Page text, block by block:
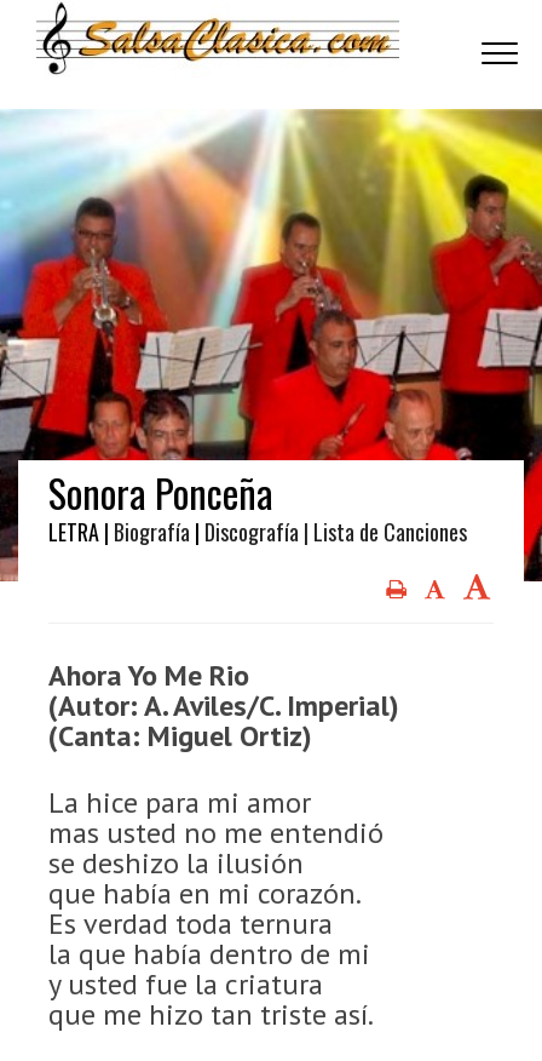
Sonora Ponceña
LETRA | Biografía | Discografía | Lista de Canciones
Ahora Yo Me Rio
(Autor: A. Aviles/C. Imperial)
(Canta: Miguel Ortiz)
La hice para mi amor
mas usted no me entendió
se deshizo la ilusión
que había en mi corazón.
Es verdad toda ternura
la que había dentro de mi
y usted fue la criatura
que me hizo tan triste así.